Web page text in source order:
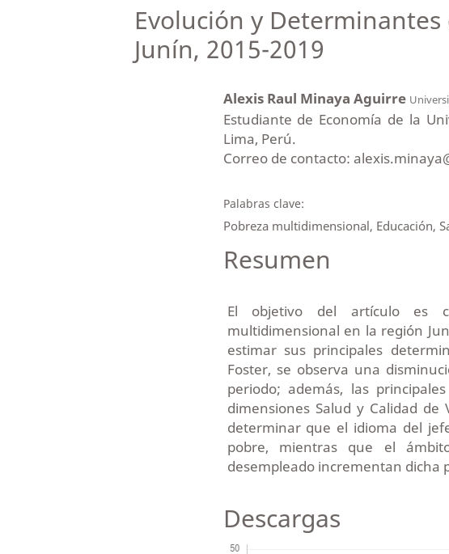
Evolución y
Junín, 2015-2019
Alexis Raul Minaya Aguirre
Estudiante de Economía de la
Lima, Perú.
Correo de contacto:
Palabras clave:
Pobreza multidimensional, Educación,
Resumen
El objetivo del artículo es
multidimensional en la región
estimar sus principales
Foster, se observa una
periodo; además, las
dimensiones Salud y Calidad
determinar que el idioma del
pobre, mientras que el
desempleado incrementan dicha
Descargas